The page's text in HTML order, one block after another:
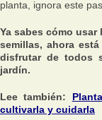
planta, ignora este
Ya sabes cómo
semillas, ahora
disfrutar de todos
jardín.
Lee también:
cultivarla y cuidarla